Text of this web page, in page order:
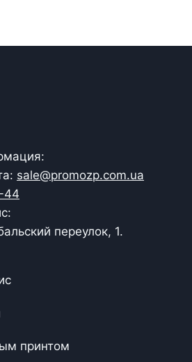
sale@promozp.com.ua
44
переулок, 1.
принтом